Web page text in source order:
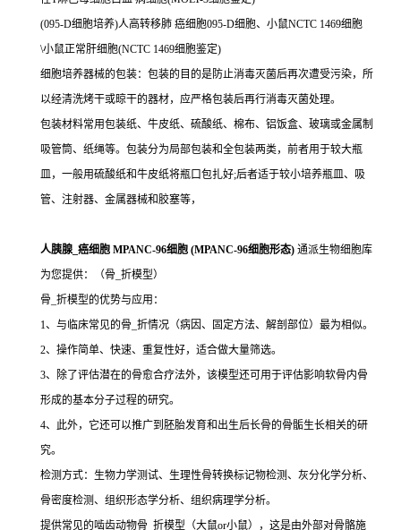
(095-D细胞培养)人高转移肺 癌细胞095-D细胞、小鼠NCTC 1469细胞
\小鼠正常肝细胞(NCTC 1469细胞鉴定)
细胞培养器械的包装：包装的目的是防止消毒灭菌后再次遭受污染，所
以经清洗烤干或晾干的器材，应严格包装后再行消毒灭菌处理。
包装材料常用包装纸、牛皮纸、硫酸纸、棉布、铝饭盒、玻璃或金属制
吸管筒、纸绳等。包装分为局部包装和全包装两类，前者用于较大瓶
皿，一般用硫酸纸和牛皮纸将瓶口包扎好;后者适于较小培养瓶皿、吸
管、注射器、金属器械和胶塞等，
人胰腺_癌细胞 MPANC-96细胞 (MPANC-96细胞形态) 通派生物细胞库
为您提供：（骨_折模型）
骨_折模型的优势与应用：
1、与临床常见的骨_折情况（病因、固定方法、解剖部位）最为相似。
2、操作简单、快速、重复性好，适合做大量筛选。
3、除了评估潜在的骨愈合疗法外，该模型还可用于评估影响软骨内骨
形成的基本分子过程的研究。
4、此外，它还可以推广到胚胎发育和出生后长骨的骨骺生长相关的研
究。
检测方式：生物力学测试、生理性骨转换标记物检测、灰分化学分析、
骨密度检测、组织形态学分析、组织病理学分析。
提供常见的啮齿动物骨_折模型（大鼠or小鼠），这是由外部对骨骼施